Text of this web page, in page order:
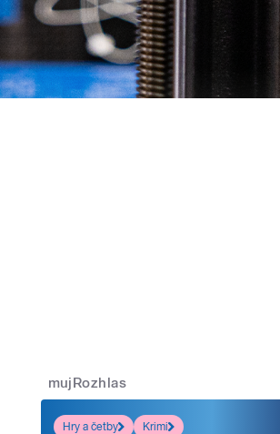
mujRozhlas
Hry a četby
Krimi